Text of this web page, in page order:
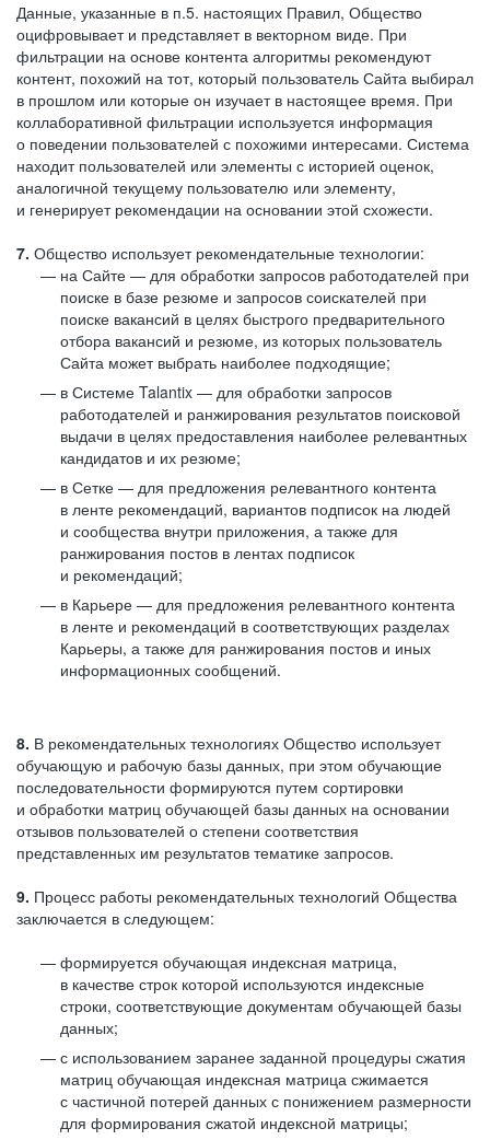
Данные, указанные в п.5. настоящих Правил, Общество
оцифровывает и представляет в векторном виде. При
фильтрации на основе контента алгоритмы рекомендуют
контент, похожий на тот, который пользователь Сайта выбирал
в прошлом или которые он изучает в настоящее время. При
коллаборативной фильтрации используется информация
о поведении пользователей с похожими интересами. Система
находит пользователей или элементы с историей оценок,
аналогичной текущему пользователю или элементу,
и генерирует рекомендации на основании этой схожести.
7. Общество использует рекомендательные технологии:
на Сайте — для обработки запросов работодателей при
поиске в базе резюме и запросов соискателей при
поиске вакансий в целях быстрого предварительного
отбора вакансий и резюме, из которых пользователь
Сайта может выбрать наиболее подходящие;
в Системе Talantix — для обработки запросов
работодателей и ранжирования результатов поисковой
выдачи в целях предоставления наиболее релевантных
кандидатов и их резюме;
в Сетке — для предложения релевантного контента
в ленте рекомендаций, вариантов подписок на людей
и сообщества внутри приложения, а также для
ранжирования постов в лентах подписок
и рекомендаций;
в Карьере — для предложения релевантного контента
в ленте и рекомендаций в соответствующих разделах
Карьеры, а также для ранжирования постов и иных
информационных сообщений.
8. В рекомендательных технологиях Общество использует
обучающую и рабочую базы данных, при этом обучающие
последовательности формируются путем сортировки
и обработки матриц обучающей базы данных на основании
отзывов пользователей о степени соответствия
представленных им результатов тематике запросов.
9. Процесс работы рекомендательных технологий Общества
заключается в следующем:
формируется обучающая индексная матрица,
в качестве строк которой используются индексные
строки, соответствующие документам обучающей базы
данных;
с использованием заранее заданной процедуры сжатия
матриц обучающая индексная матрица сжимается
с частичной потерей данных с понижением размерности
для формирования сжатой индексной матрицы;